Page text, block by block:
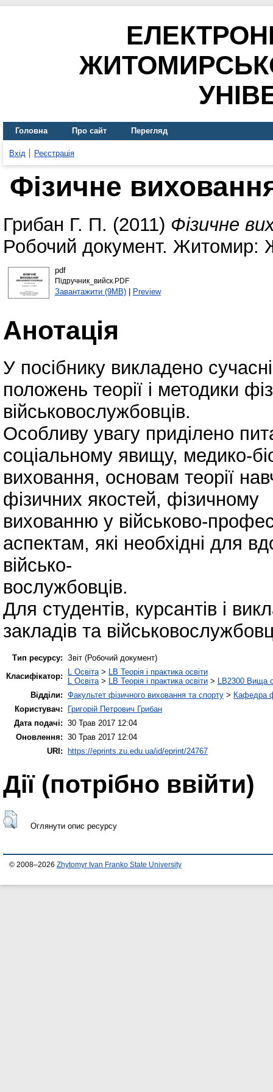
Головна Про сайт Перегляд
Вхід Реєстрація
Фізичне
Грибан Г. П. (2011) Фізичне
Робочий документ. Житомир:
pdf
Підручник_вийск.PDF
Завантажити (9MB)| Preview
Анотація
У посібнику викладено
положень теорії і методики
військовослужбовців.
Особливу увагу приділено
соціальному явищу, медико-
виховання, основам теорії
фізичних якостей, фізичному
вихованню у військово-
аспектам, які необхідні для
військо-
вослужбовців.
Для студентів, курсантів і
закладів та
Тип ресурсу: Звіт (Робочий документ)
Класифікатор:
L Освіта > LB Теорія і практика освіти
L Освіта > LB Теорія і практика освіти > LB2300 Вища
Відділи: Факультет фізичного виховання та спорту > Кафедра
Користувач:
Григорій Петрович Грибан
Дата подачі: 30 Трав 2017 12:04
Оновлення: 30 Трав 2017 12:04
URI: https://eprints.zu.edu.ua/id/eprint/24767
Дії ​​(потрібно ввійти)
Оглянути опис ресурсу
© 2008–2026 Zhytomyr Ivan Franko State University